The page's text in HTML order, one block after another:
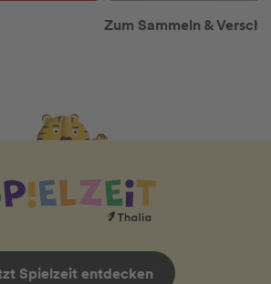
Zum Sammeln &
Spielzeit entdecken